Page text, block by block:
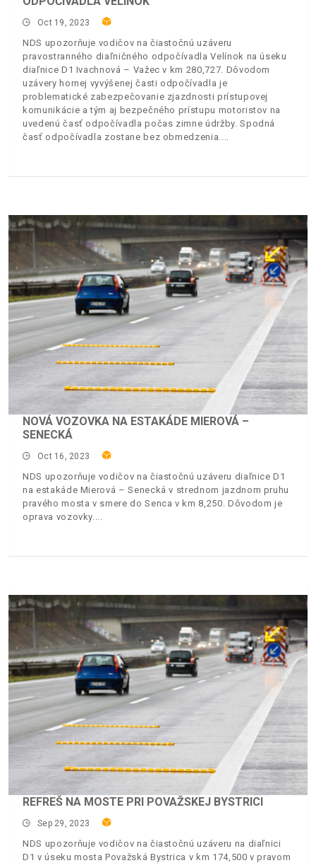
Oct 19, 2023
NDS upozorňuje vodičov na čiastočnú uzáveru
pravostranného diaľničného odpočívadla Velínok na úseku
diaľnice D1 Ivachnová – Važec v km 280,727. Dôvodom
uzávery hornej vyvýšenej časti odpočívadla je
problematické zabezpečovanie zjazdnosti prístupovej
komunikácie a tým aj bezpečného prístupu motoristov na
uvedenú časť odpočívadla počas zimne údržby. Spodná
časť odpočívadla zostane bez obmedzenia.
NOVÁ VOZOVKA NA ESTAKÁDE MIEROVÁ –
SENECKÁ
Oct 16, 2023
NDS upozorňuje vodičov na čiastočnú uzáveru diaľnice D1
na estakáde Mierová – Senecká v strednom jazdnom pruhu
pravého mosta v smere do Senca v km 8,250. Dôvodom je
oprava vozovky.
REFREŠ NA MOSTE PRI POVAŽSKEJ BYSTRICI
Sep 29, 2023
NDS upozorňuje vodičov na čiastočnú uzáveru na diaľnici
D1 v úseku mosta Považská Bystrica v km 174,500 v pravom